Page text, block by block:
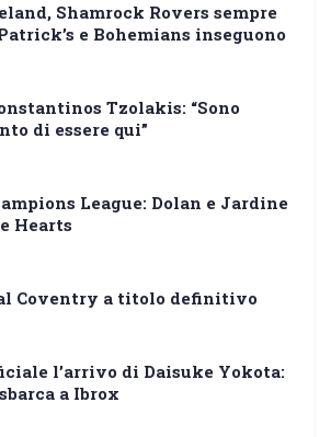
Shamrock Rovers sempre
e Bohemians inseguono
Tzolakis: “Sono
di essere qui”
League: Dolan e Jardine
Hearts
Coventry a titolo definitivo
l’arrivo di Daisuke Yokota:
a Ibrox